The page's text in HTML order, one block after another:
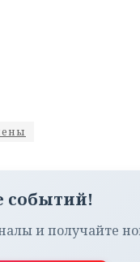
событий!
и получайте